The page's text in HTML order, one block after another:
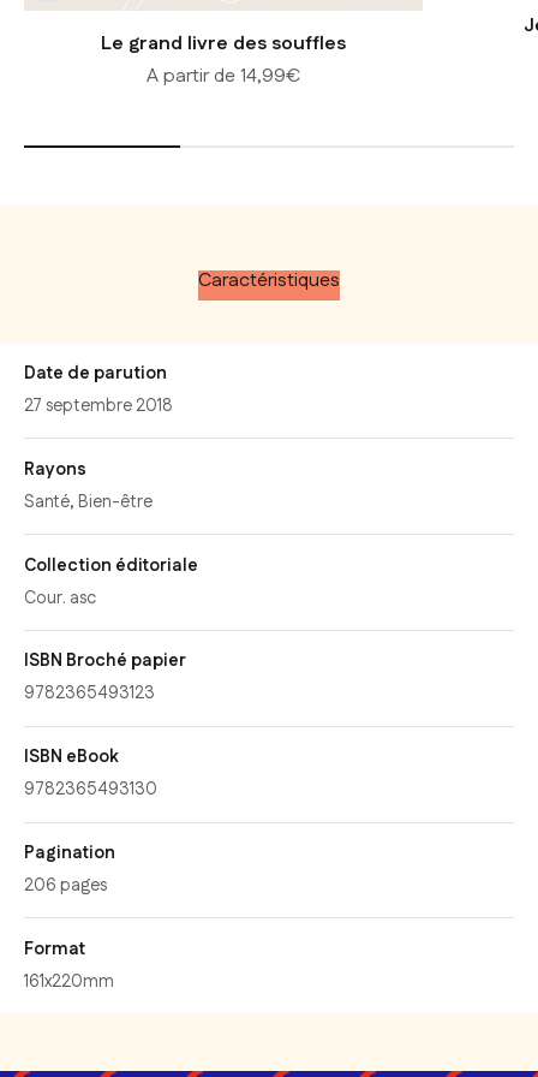
Le grand livre des souffles
Prix de vente
A partir de 14,99€
Caractéristiques
Date de parution
27 septembre 2018
Rayons
Santé, Bien-être
Collection éditoriale
Cour. asc
ISBN Broché papier
9782365493123
ISBN eBook
9782365493130
Pagination
206 pages
Format
161x220mm